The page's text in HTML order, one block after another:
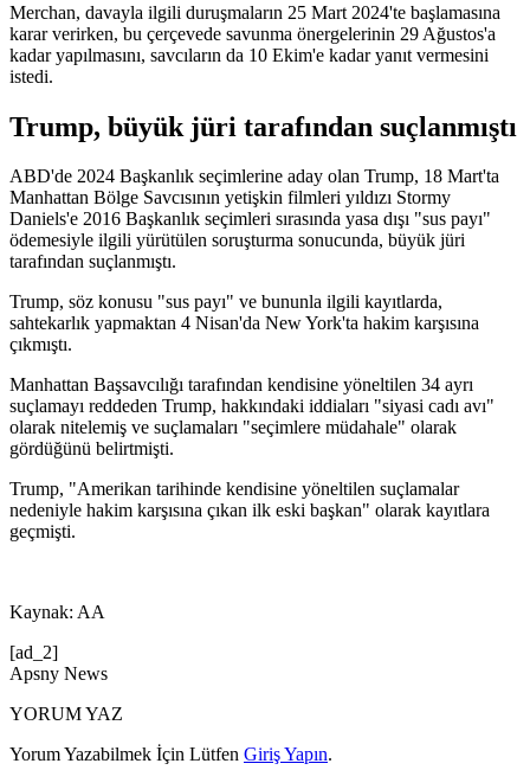
Merchan, davayla ilgili duruşmaların 25 Mart 2024'te başlamasına
karar verirken, bu çerçevede savunma önergelerinin 29 Ağustos'a
kadar yapılmasını, savcıların da 10 Ekim'e kadar yanıt vermesini
istedi.
Trump, büyük jüri tarafından suçlanmıştı
ABD'de 2024 Başkanlık seçimlerine aday olan Trump, 18 Mart'ta
Manhattan Bölge Savcısının yetişkin filmleri yıldızı Stormy
Daniels'e 2016 Başkanlık seçimleri sırasında yasa dışı "sus payı"
ödemesiyle ilgili yürütülen soruşturma sonucunda, büyük jüri
tarafından suçlanmıştı.
Trump, söz konusu "sus payı" ve bununla ilgili kayıtlarda,
sahtekarlık yapmaktan 4 Nisan'da New York'ta hakim karşısına
çıkmıştı.
Manhattan Başsavcılığı tarafından kendisine yöneltilen 34 ayrı
suçlamayı reddeden Trump, hakkındaki iddiaları "siyasi cadı avı"
olarak nitelemiş ve suçlamaları "seçimlere müdahale" olarak
gördüğünü belirtmişti.
Trump, "Amerikan tarihinde kendisine yöneltilen suçlamalar
nedeniyle hakim karşısına çıkan ilk eski başkan" olarak kayıtlara
geçmişti.
Kaynak: AA
[ad_2]
Apsny News
YORUM YAZ
Yorum Yazabilmek İçin Lütfen Giriş Yapın.